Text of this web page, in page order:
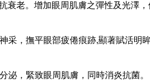
老。增加眼周肌膚之彈性及光澤，
，撫平眼部疲倦痕跡,顯著賦活明
泌，緊致眼周肌膚，同時消炎抗菌。